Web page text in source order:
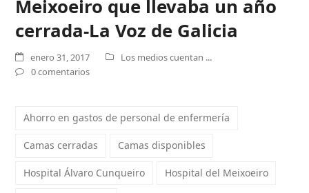
Meixoeiro que llevaba un año
cerrada-La Voz de Galicia
enero 31, 2017
Los medios cuentan ...
0 comentarios
Ahorro en gastos de personal de enfermería
Camas cerradas Camas disponibles
Hospital Álvaro Cunqueiro Hospital del Meixoeiro